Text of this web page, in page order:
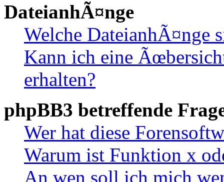
DateianhÃ¤nge
Welche DateianhÃ¤nge
Kann ich eine
erhalten?
phpBB3 betreffende
Wer hat diese
Warum ist Funktion x
An wen soll ich mich